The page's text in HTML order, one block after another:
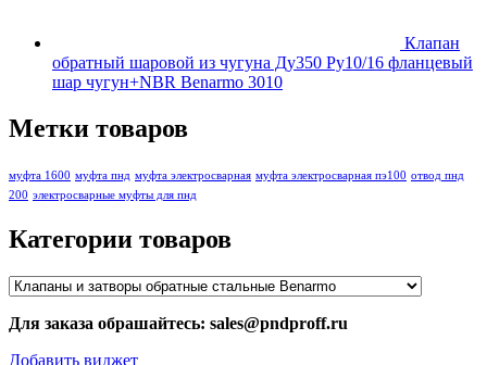
Клапан
обратный шаровой из чугуна Ду350 Ру10/16 фланцевый
шар чугун+NBR Benarmo 3010
Метки товаров
муфта 1600 муфта пнд муфта электросварная муфта электросварная пэ100 отвод пнд
200 электросварные муфты для пнд
Категории товаров
Для заказа обрашайтесь: sales@pndproff.ru
Добавить виджет